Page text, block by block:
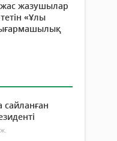
жазушылар
«Ұлы
сайланған